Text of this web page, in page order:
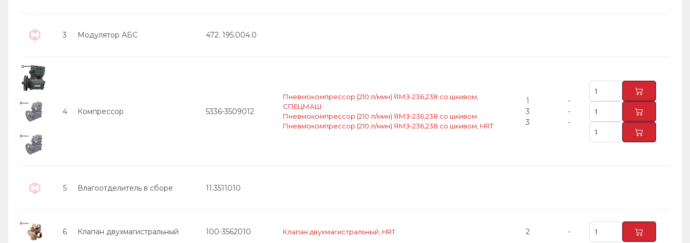
3 Модулятор АБС 472. 195.004.0
4 Компрессор 5336-3509012
Пневмокомпрессор (210 л/мин) ЯМЗ-236,238 со шкивом,
СПЕЦМАШ
Пневмокомпрессор (210 л/мин) ЯМЗ-236,238 со шкивом
Пневмокомпрессор (210 л/мин) ЯМЗ-236,238 со шкивом, HRT
1
3
3
-
-
-
5 Влагоотделитель в сборе 11.3511010
6 Клапан двухмагистральный 100-3562010 Клапан двухмагистральный, HRT 2 -